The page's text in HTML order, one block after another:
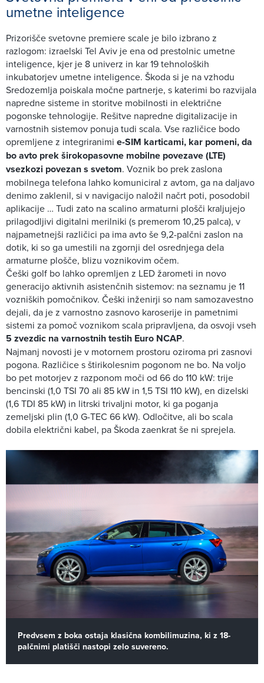
umetne inteligence
Prizorišče svetovne premiere scale je bilo izbrano z
razlogom: izraelski Tel Aviv je ena od prestolnic umetne
inteligence, kjer je 8 univerz in kar 19 tehnoloških
inkubatorjev umetne inteligence. Škoda si je na vzhodu
Sredozemlja poiskala močne partnerje, s katerimi bo razvijala
napredne sisteme in storitve mobilnosti in električne
pogonske tehnologije. Rešitve napredne digitalizacije in
varnostnih sistemov ponuja tudi scala. Vse različice bodo
opremljene z integriranimi e-SIM karticami, kar pomeni, da
bo avto prek širokopasovne mobilne povezave (LTE)
vsezkozi povezan s svetom. Voznik bo prek zaslona
mobilnega telefona lahko komuniciral z avtom, ga na daljavo
denimo zaklenil, si v navigacijo naložil načrt poti, posodobil
aplikacije … Tudi zato na scalino armaturni plošči kraljujejo
prilagodljivi digitalni merilniki (s premerom 10,25 palca), v
najpametnejši različici pa ima avto še 9,2-palčni zaslon na
dotik, ki so ga umestili na zgornji del osrednjega dela
armaturne plošče, blizu voznikovim očem.
Češki golf bo lahko opremljen z LED žarometi in novo
generacijo aktivnih asistenčnih sistemov: na seznamu je 11
vozniških pomočnikov. Češki inženirji so nam samozavestno
dejali, da je z varnostno zasnovo karoserije in pametnimi
sistemi za pomoč voznikom scala pripravljena, da osvoji vseh
5 zvezdic na varnostnih testih Euro NCAP.
Najmanj novosti je v motornem prostoru oziroma pri zasnovi
pogona. Različice s štirikolesnim pogonom ne bo. Na voljo
bo pet motorjev z razponom moči od 66 do 110 kW: trije
bencinski (1,0 TSI 70 ali 85 kW in 1,5 TSI 110 kW), en dizelski
(1,6 TDI 85 kW) in litrski trivaljni motor, ki ga poganja
zemeljski plin (1,0 G-TEC 66 kW). Odločitve, ali bo scala
dobila električni kabel, pa Škoda zaenkrat še ni sprejela.
Predvsem z boka ostaja klasična kombilimuzina, ki z 18-
palčnimi platišči nastopi zelo suvereno.